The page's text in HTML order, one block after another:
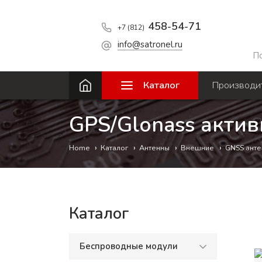
+7 (812) 458-54-71
info@satronel.ru
Каталог
GPS/Glonass
Home Каталог Антенны Внешние GNSS
Каталог
Беспроводные модули